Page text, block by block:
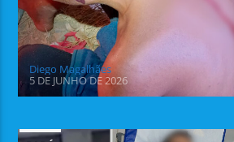
Diego Magalhães
5 DE JUNHO DE 2026